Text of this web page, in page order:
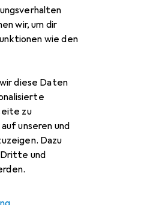
wir, um dir
wie den
diese Daten
zu
unseren und
Dazu
und
Rycote Produkte
Windschutz